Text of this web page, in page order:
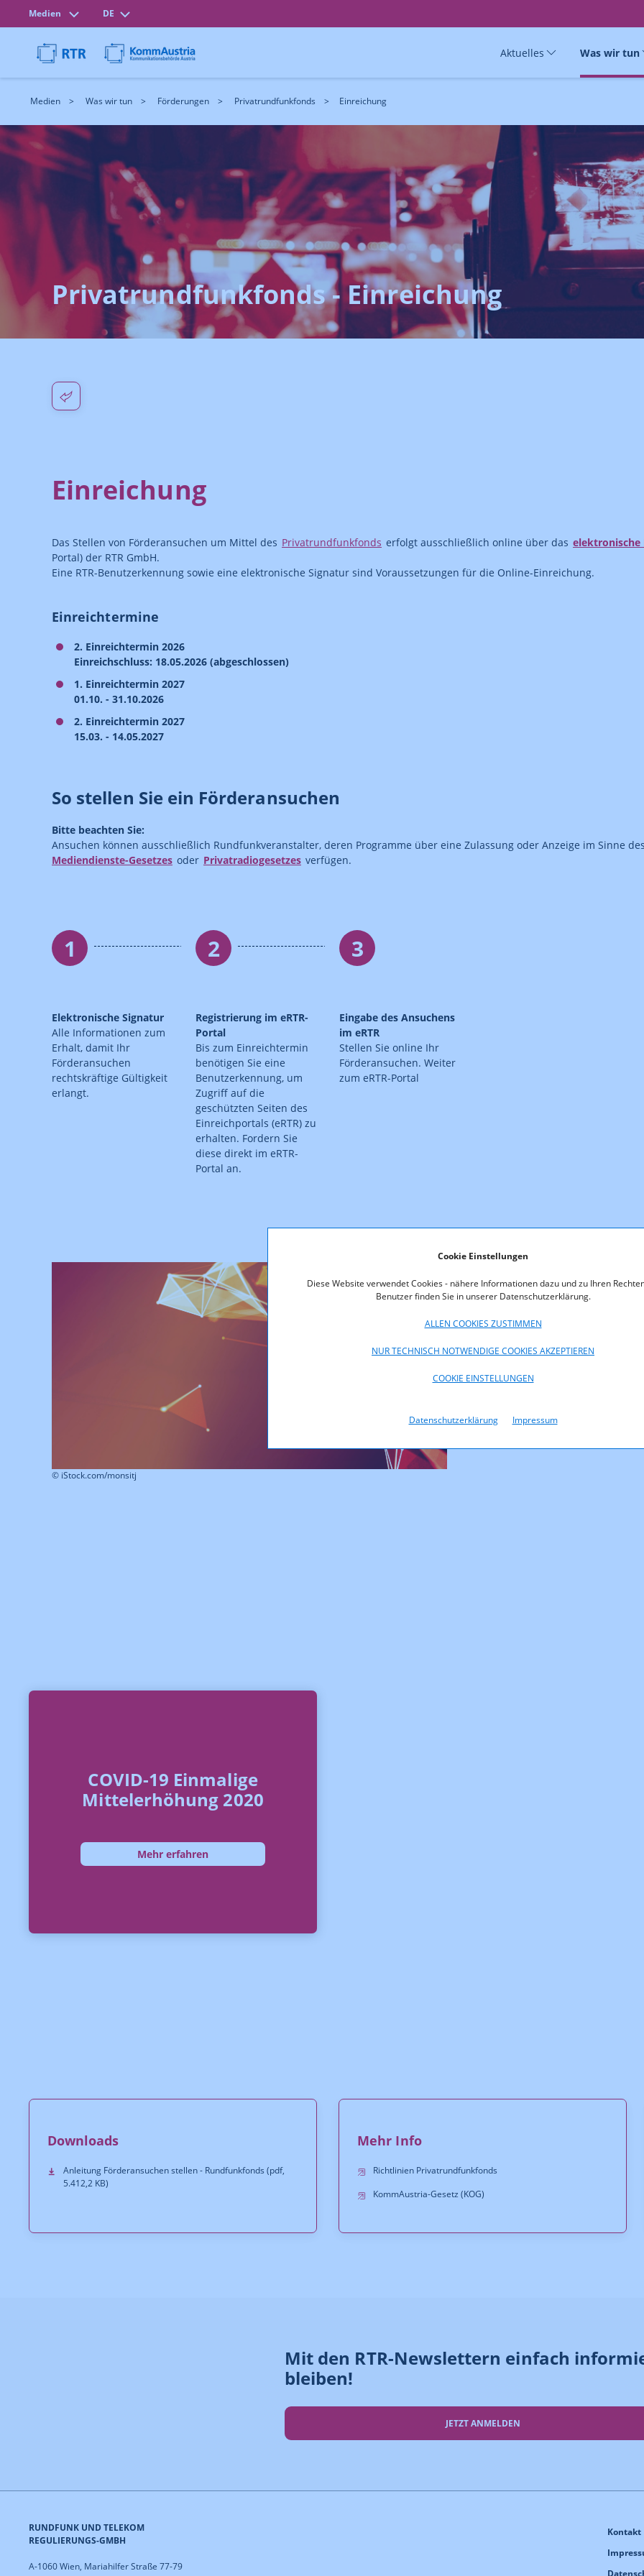
Cookie Einstellungen
Diese Website verwendet Cookies - nähere Informationen dazu und zu Ihren
Benutzer finden Sie in unserer Datenschutzerklärung.
ALLEN COOKIES ZUSTIMMEN
NUR TECHNISCH NOTWENDIGE COOKIES AKZEPTIEREN
COOKIE EINSTELLUNGEN
Datenschutzerklärung Impressum
Medien DE
Aktuelles Was wir tun
Medien Was wir tun Förderungen Privatrundfunkfonds Einreichung
Privatrundfunkfonds - Einreichung
Einreichung
Das Stellen von Förderansuchen um Mittel des Privatrundfunkfonds erfolgt ausschließlich online über das elektronische
Portal) der RTR GmbH.
Eine RTR-Benutzerkennung sowie eine elektronische Signatur sind Voraussetzungen für die Online-Einreichung.
Einreichtermine
2. Einreichtermin 2026
Einreichschluss: 18.05.2026 (abgeschlossen)
1. Einreichtermin 2027
01.10. - 31.10.2026
2. Einreichtermin 2027
15.03. - 14.05.2027
So stellen Sie ein Förderansuchen
Bitte beachten Sie:
Ansuchen können ausschließlich Rundfunkveranstalter, deren Programme über eine Zulassung oder Anzeige im Sinne des
Mediendienste-Gesetzes oder Privatradiogesetzes verfügen.
1
Elektronische Signatur
Alle Informationen zum
Erhalt, damit Ihr
Förderansuchen
rechtskräftige Gültigkeit
erlangt.
2
Registrierung im eRTR-
Portal
Bis zum Einreichtermin
benötigen Sie eine
Benutzerkennung, um
Zugriff auf die
geschützten Seiten des
Einreichportals (eRTR) zu
erhalten. Fordern Sie
diese direkt im eRTR-
Portal an.
3
Eingabe des Ansuchens
im eRTR
Stellen Sie online Ihr
Förderansuchen. Weiter
zum eRTR-Portal
© iStock.com/monsitj
Die Schritt für
Um erste Fragen rund um die
Ausfüllen des Online-Ansuchens
detaillierte Schritt für Schritt
zur Einreichung bereit.
COVID-19 Einmalige
Mittelerhöhung 2020
Mehr erfahren
Downloads
Anleitung Förderansuchen stellen - Rundfunkfonds (pdf,
5.412,2 KB)
Mehr Info
Richtlinien Privatrundfunkfonds
KommAustria-Gesetz (KOG)
Mit den RTR-Newslettern einfach
bleiben!
JETZT ANMELDEN
RUNDFUNK UND TELEKOM
REGULIERUNGS-GMBH
A-1060 Wien, Mariahilfer Straße 77-79
Kontakt